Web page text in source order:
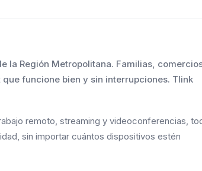
la Región Metropolitana. Familias,
funcione bien y sin interrupciones. Tlink
remoto, streaming y videoconferencias,
sin importar cuántos dispositivos estén